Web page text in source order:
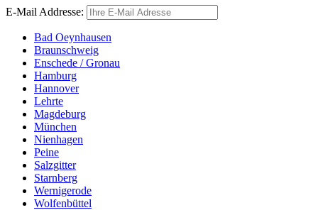
E-Mail Addresse:
Bad Oeynhausen
Braunschweig
Enschede / Gronau
Hamburg
Hannover
Lehrte
Magdeburg
München
Nienhagen
Peine
Salzgitter
Starnberg
Wernigerode
Wolfenbüttel